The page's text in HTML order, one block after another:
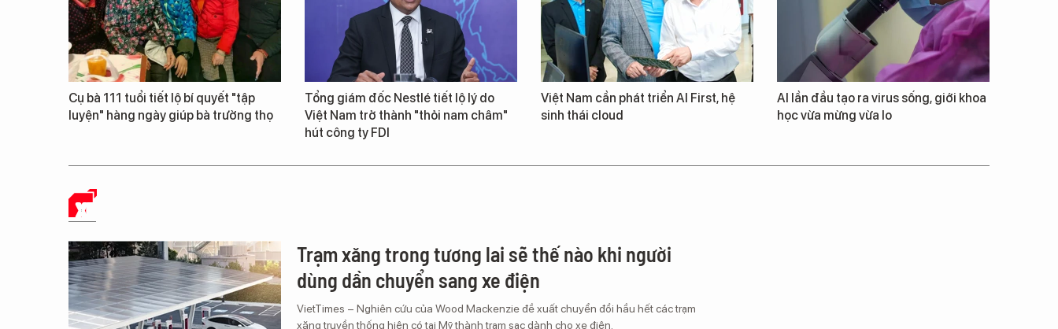
Cụ bà 111 tuổi tiết lộ bí quyết "tập
luyện" hàng ngày giúp bà trường thọ
Tổng giám đốc Nestlé tiết lộ lý do
Việt Nam trở thành "thỏi nam châm"
hút công ty FDI
Việt Nam cần phát triển AI First, hệ
sinh thái cloud
AI lần đầu tạo ra virus sống, giới khoa
học vừa mừng vừa lo
XE
Trạm xăng trong tương lai sẽ thế nào khi người
dùng dần chuyển sang xe điện
VietTimes – Nghiên cứu của Wood Mackenzie đề xuất chuyển đổi hầu hết các trạm
xăng truyền thống hiện có tại Mỹ thành trạm sạc dành cho xe điện.